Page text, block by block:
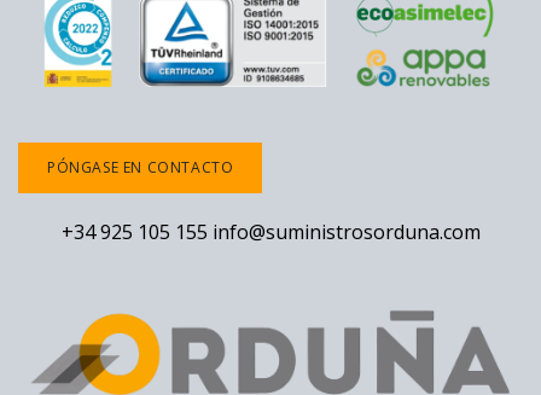
PÓNGASE EN CONTACTO
+34 925 105 155 info@suministrosorduna.com